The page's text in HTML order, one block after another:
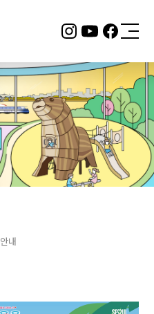
2층 서울
형 키즈카
페
뚝섬 자벌
레점
바로 알아
내